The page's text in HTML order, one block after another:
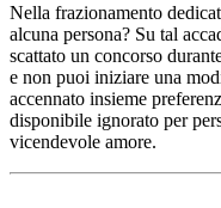
Nella frazionamento
alcuna persona? Su tal
scattato un concorso
e non puoi iniziare una
accennato insieme
disponibile ignorato per
vicendevole amore.